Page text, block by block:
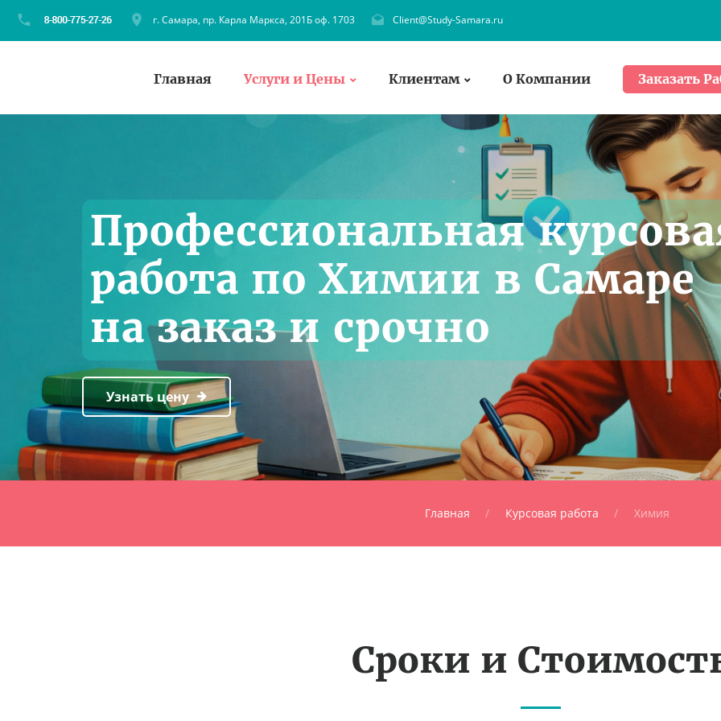
г. Самара, пр. Карла Маркса, 201Б оф. 1703 Client@Study-Samara.ru
Главная Услуги и Цены Клиентам О Компании Заказать
Профессиональная
работа по Химии в Самаре
на заказ и срочно
Узнать цену
Главная Курсовая работа Химия
Сроки и